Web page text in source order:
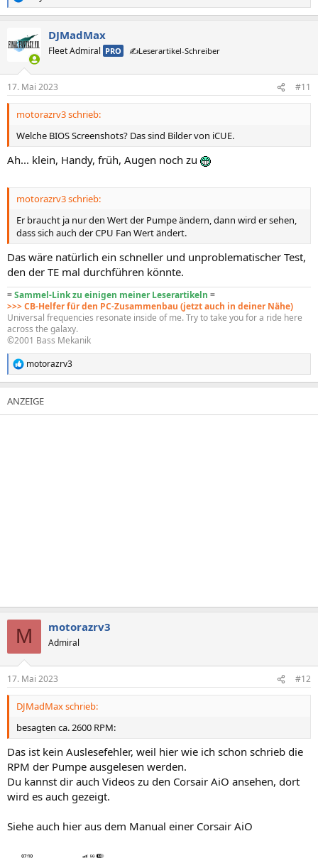
e
t
e
n
DJMadMax
Fleet Admiral PRO ✍️Leserartikel-Schreiber
17. Mai 2023 #11
motorazrv3 schrieb:
Welche BIOS Screenshots? Das sind Bilder von iCUE.
Ah... klein, Handy, früh, Augen noch zu
motorazrv3 schrieb:
Er braucht ja nur den Wert der Pumpe ändern, dann wird er sehen,
dass sich auch der CPU Fan Wert ändert.
Das wäre natürlich ein schneller und unproblematischer Test,
den der TE mal durchführen könnte.
=Sammel-Link zu einigen meiner Leserartikeln =
>>> CB-Helfer für den PC-Zusammenbau (jetzt auch in deiner Nähe)
Universal frequencies resonate inside of me. Try to take you for a ride here
across the galaxy.
©2001 Bass Mekanik
R
e
a
k
t
motorazrv3
M motorazrv3
Admiral
17. Mai 2023 #12
DJMadMax schrieb:
besagten ca. 2600 RPM:
Das ist kein Auslesefehler, weil hier wie ich schon schrieb die
RPM der Pumpe ausgelesen werden.
Du kannst dir auch Videos zu den Corsair AiO ansehen, dort
wird es auch gezeigt.
Siehe auch hier aus dem Manual einer Corsair AiO